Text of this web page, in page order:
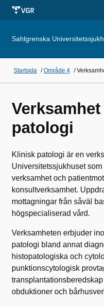
Sahlgrenska
Startsida /Område 4 /
patologi
Klinisk patologi är en
Universitetssjukhuset
verksamhet och
konsultverksamhet.
mottagningar från såväl
högspecialiserad vård.
Verksamheten erbjuder
patologi bland annat
histopatologiska och
punktionscytologisk
obduktioner och